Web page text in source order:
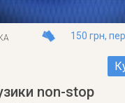
150 грн,
non-stop